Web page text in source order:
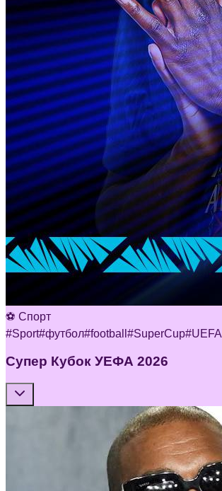
⚽ Спорт
#Sport#футбол#football #SuperCup#UEFA
Супер Кубок УЕФА 2026